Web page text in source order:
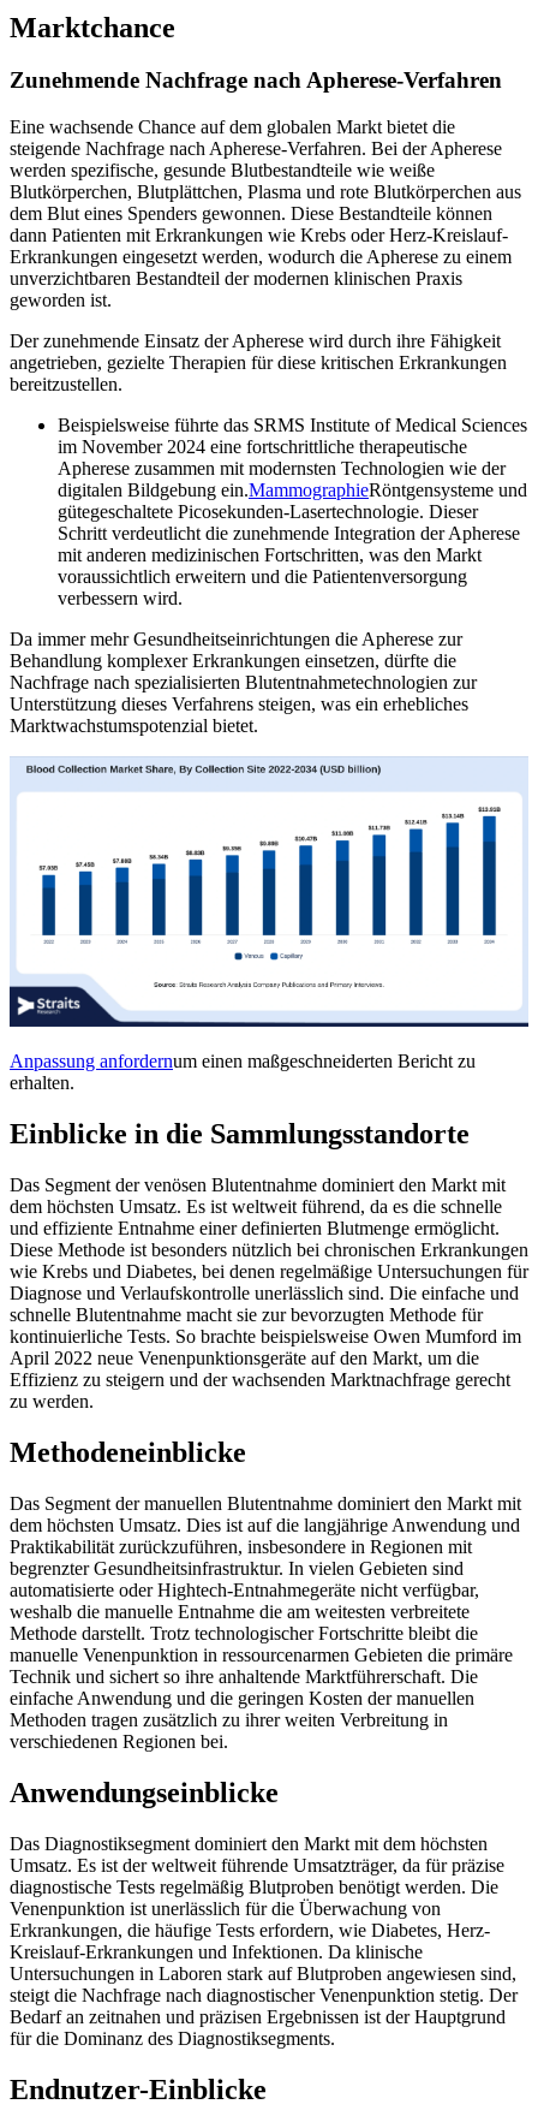
Marktchance
Zunehmende Nachfrage nach Apherese-Verfahren
Eine wachsende Chance auf dem globalen Markt bietet die
steigende Nachfrage nach Apherese-Verfahren. Bei der Apherese
werden spezifische, gesunde Blutbestandteile wie weiße
Blutkörperchen, Blutplättchen, Plasma und rote Blutkörperchen aus
dem Blut eines Spenders gewonnen. Diese Bestandteile können
dann Patienten mit Erkrankungen wie Krebs oder Herz-Kreislauf-
Erkrankungen eingesetzt werden, wodurch die Apherese zu einem
unverzichtbaren Bestandteil der modernen klinischen Praxis
geworden ist.
Der zunehmende Einsatz der Apherese wird durch ihre Fähigkeit
angetrieben, gezielte Therapien für diese kritischen Erkrankungen
bereitzustellen.
Beispielsweise führte das SRMS Institute of Medical Sciences
im November 2024 eine fortschrittliche therapeutische
Apherese zusammen mit modernsten Technologien wie der
digitalen Bildgebung ein.MammographieRöntgensysteme und
gütegeschaltete Picosekunden-Lasertechnologie. Dieser
Schritt verdeutlicht die zunehmende Integration der Apherese
mit anderen medizinischen Fortschritten, was den Markt
voraussichtlich erweitern und die Patientenversorgung
verbessern wird.
Da immer mehr Gesundheitseinrichtungen die Apherese zur
Behandlung komplexer Erkrankungen einsetzen, dürfte die
Nachfrage nach spezialisierten Blutentnahmetechnologien zur
Unterstützung dieses Verfahrens steigen, was ein erhebliches
Marktwachstumspotenzial bietet.
Anpassung anfordernum einen maßgeschneiderten Bericht zu
erhalten.
Einblicke in die Sammlungsstandorte
Das Segment der venösen Blutentnahme dominiert den Markt mit
dem höchsten Umsatz. Es ist weltweit führend, da es die schnelle
und effiziente Entnahme einer definierten Blutmenge ermöglicht.
Diese Methode ist besonders nützlich bei chronischen Erkrankungen
wie Krebs und Diabetes, bei denen regelmäßige Untersuchungen für
Diagnose und Verlaufskontrolle unerlässlich sind. Die einfache und
schnelle Blutentnahme macht sie zur bevorzugten Methode für
kontinuierliche Tests. So brachte beispielsweise Owen Mumford im
April 2022 neue Venenpunktionsgeräte auf den Markt, um die
Effizienz zu steigern und der wachsenden Marktnachfrage gerecht
zu werden.
Methodeneinblicke
Das Segment der manuellen Blutentnahme dominiert den Markt mit
dem höchsten Umsatz. Dies ist auf die langjährige Anwendung und
Praktikabilität zurückzuführen, insbesondere in Regionen mit
begrenzter Gesundheitsinfrastruktur. In vielen Gebieten sind
automatisierte oder Hightech-Entnahmegeräte nicht verfügbar,
weshalb die manuelle Entnahme die am weitesten verbreitete
Methode darstellt. Trotz technologischer Fortschritte bleibt die
manuelle Venenpunktion in ressourcenarmen Gebieten die primäre
Technik und sichert so ihre anhaltende Marktführerschaft. Die
einfache Anwendung und die geringen Kosten der manuellen
Methoden tragen zusätzlich zu ihrer weiten Verbreitung in
verschiedenen Regionen bei.
Anwendungseinblicke
Das Diagnostiksegment dominiert den Markt mit dem höchsten
Umsatz. Es ist der weltweit führende Umsatzträger, da für präzise
diagnostische Tests regelmäßig Blutproben benötigt werden. Die
Venenpunktion ist unerlässlich für die Überwachung von
Erkrankungen, die häufige Tests erfordern, wie Diabetes, Herz-
Kreislauf-Erkrankungen und Infektionen. Da klinische
Untersuchungen in Laboren stark auf Blutproben angewiesen sind,
steigt die Nachfrage nach diagnostischer Venenpunktion stetig. Der
Bedarf an zeitnahen und präzisen Ergebnissen ist der Hauptgrund
für die Dominanz des Diagnostiksegments.
Endnutzer-Einblicke